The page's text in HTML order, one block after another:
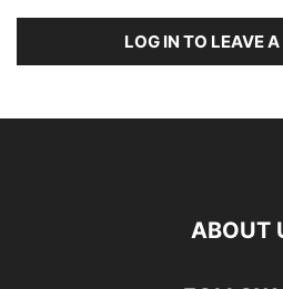
LOG IN TO LEAVE
ABOUT